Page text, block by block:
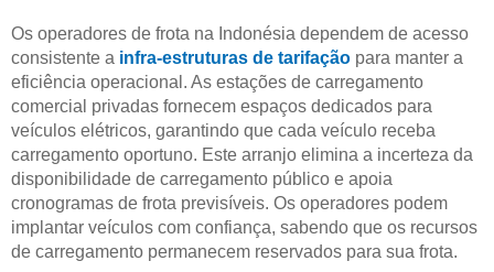
Os operadores de frota na Indonésia dependem de acesso
consistente a infra-estruturas de tarifação para manter a
eficiência operacional. As estações de carregamento
comercial privadas fornecem espaços dedicados para
veículos elétricos, garantindo que cada veículo receba
carregamento oportuno. Este arranjo elimina a incerteza da
disponibilidade de carregamento público e apoia
cronogramas de frota previsíveis. Os operadores podem
implantar veículos com confiança, sabendo que os recursos
de carregamento permanecem reservados para sua frota.